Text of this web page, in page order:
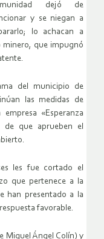
dejó de
y se niegan a
lo achacan a
minero, que impugnó
del municipio de
las medidas de
«Esperanza
que aprueben el
les fue cortado el
que pertenece a la
han presentado a la
favorable.
Miguel Ángel Colín) y